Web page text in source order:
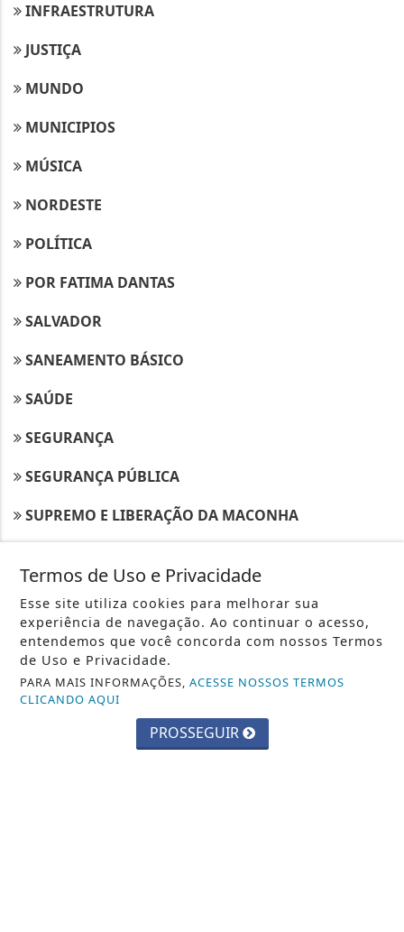
INFRAESTRUTURA
JUSTIÇA
MUNDO
MUNICIPIOS
MÚSICA
NORDESTE
POLÍTICA
POR FATIMA DANTAS
SALVADOR
SANEAMENTO BÁSICO
SAÚDE
SEGURANÇA
SEGURANÇA PÚBLICA
SUPREMO E LIBERAÇÃO DA MACONHA
NAVEGUE
CONTATO
TERMOS DE USO E PRIVACIDADE
Termos de Uso e Privacidade
Esse site utiliza cookies para melhorar sua
experiência de navegação. Ao continuar o acesso,
entendemos que você concorda com nossos Termos
de Uso e Privacidade.
PARA MAIS INFORMAÇÕES,ACESSE NOSSOS TERMOS
CLICANDO AQUI
PROSSEGUIR